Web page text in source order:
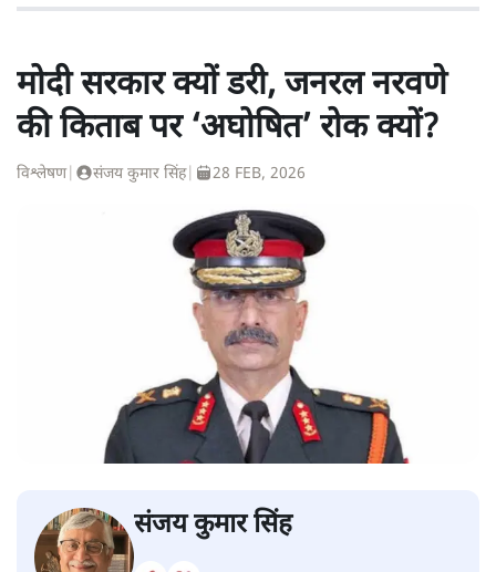
मोदी सरकार क्यों डरी, जनरल नरवणे
की किताब पर ‘अघोषित’ रोक क्यों?
विश्लेषण| संजय कुमार सिंह| 28 FEB, 2026
संजय कुमार सिंह